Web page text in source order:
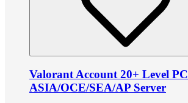
Valorant Account 20+ Level PC
ASIA/OCE/SEA/AP Server